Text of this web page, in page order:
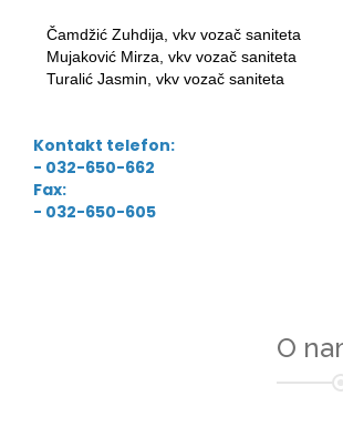
Čamdžić Zuhdija, vkv vozač saniteta
Mujaković Mirza, vkv vozač saniteta
Turalić Jasmin, vkv vozač saniteta
Kontakt telefon:
- 032-650-662
Fax:
- 032-650-605
O